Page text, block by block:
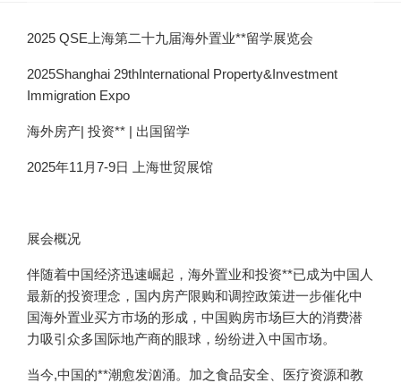
2025 QSE上海第二十九届海外置业**留学展览会
2025Shanghai 29thInternational Property&Investment
Immigration Expo
海外房产| 投资** | 出国留学
2025年11月7-9日 上海世贸展馆
展会概况
伴随着中国经济迅速崛起，海外置业和投资**已成为中国人
最新的投资理念，国内房产限购和调控政策进一步催化中
国海外置业买方市场的形成，中国购房市场巨大的消费潜
力吸引众多国际地产商的眼球，纷纷进入中国市场。
当今,中国的**潮愈发汹涌。加之食品安全、医疗资源和教